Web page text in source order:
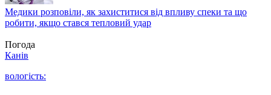
Медики розповіли, як захиститися від впливу спеки та що
робити, якщо стався тепловий удар
Погода
Канів
вологість: